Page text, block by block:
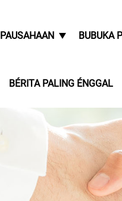
PAUSAHAAN BUBUKA
BÉRITA PALING ÉNGGAL